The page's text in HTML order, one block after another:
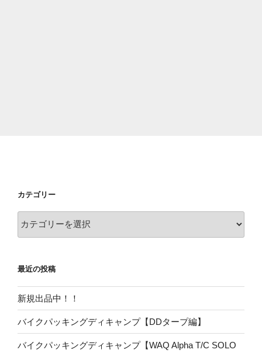
カテゴリー
カ
ー
最近の投稿
新規出品中！！
バイクパッキングディキャンプ【DDタープ編】
バイクパッキングディキャンプ【WAQ Alpha T/C SOLO